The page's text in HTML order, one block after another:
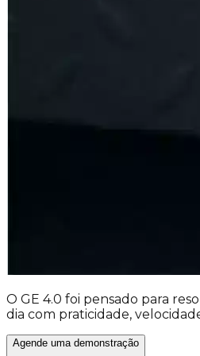
O GE 4.0 foi pensado para
dia com praticidade,
Agende uma demonstração